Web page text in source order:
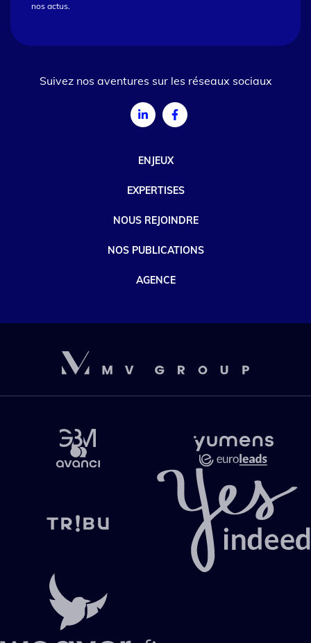
ENJEUX
EXPERTISES
NOUS REJOINDRE
NOS PUBLICATIONS
AGENCE
nos actus.
Suivez nos aventures sur les réseaux sociaux